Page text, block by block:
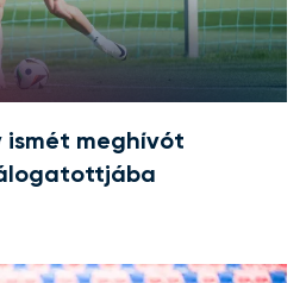
ismét meghívót